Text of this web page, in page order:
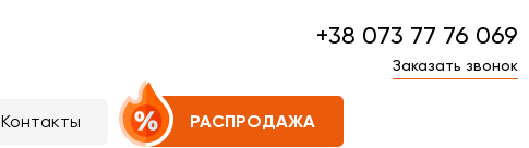
+38 073 77 76 069
Заказать звонок
Контакты РАСПРОДАЖА